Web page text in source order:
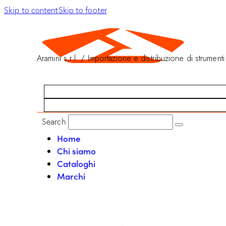
Skip to contentSkip to footer
Aramini s.r.l. / Importazione e distribuzione di strumenti
Search
Home
Chi siamo
Cataloghi
Marchi